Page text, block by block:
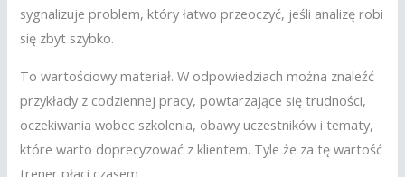
sygnalizuje problem, który łatwo przeoczyć, jeśli analizę robi
się zbyt szybko.
To wartościowy materiał. W odpowiedziach można znaleźć
przykłady z codziennej pracy, powtarzające się trudności,
oczekiwania wobec szkolenia, obawy uczestników i tematy,
które warto doprecyzować z klientem. Tyle że za tę wartość
trener płaci czasem.